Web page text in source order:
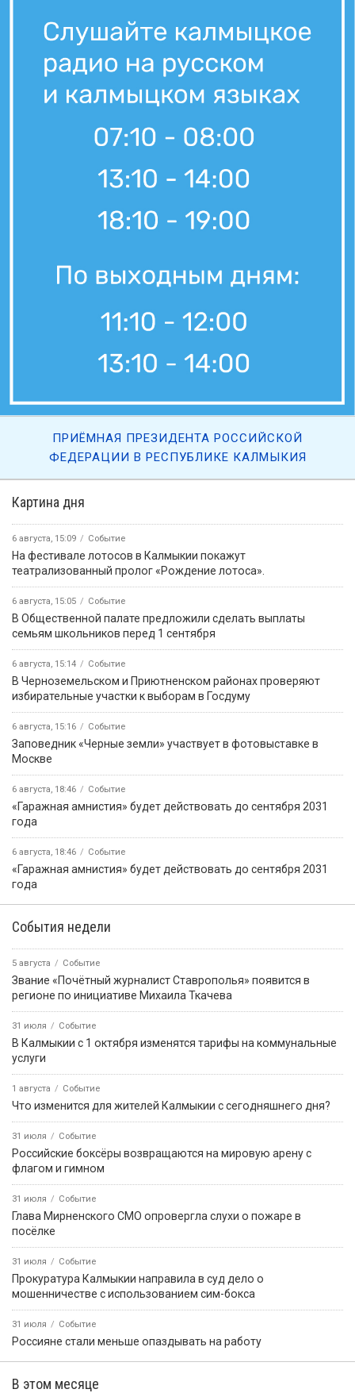
Картина дня
6 августа, 15:09 Событие
На фестивале лотосов в Калмыкии покажут
театрализованный пролог «Рождение лотоса».
6 августа, 15:05 Событие
В Общественной палате предложили сделать выплаты
семьям школьников перед 1 сентября
6 августа, 15:14 Событие
В Черноземельском и Приютненском районах проверяют
избирательные участки к выборам в Госдуму
6 августа, 15:16 Событие
Заповедник «Черные земли» участвует в фотовыставке в
Москве
6 августа, 18:46 Событие
«Гаражная амнистия» будет действовать до сентября 2031
года
6 августа, 18:46 Событие
«Гаражная амнистия» будет действовать до сентября 2031
года
События недели
5 августа Событие
Звание «Почётный журналист Ставрополья» появится в
регионе по инициативе Михаила Ткачева
31 июля Событие
В Калмыкии с 1 октября изменятся тарифы на коммунальные
услуги
1 августа Событие
Что изменится для жителей Калмыкии с сегодняшнего дня?
31 июля Событие
Российские боксёры возвращаются на мировую арену с
флагом и гимном
31 июля Событие
Глава Мирненского СМО опровергла слухи о пожаре в
посёлке
31 июля Событие
Прокуратура Калмыкии направила в суд дело о
мошенничестве с использованием сим-бокса
31 июля Событие
Россияне стали меньше опаздывать на работу
В этом месяце
ПРИЁМНАЯ ПРЕЗИДЕНТА РОССИЙСКОЙ
ФЕДЕРАЦИИ В РЕСПУБЛИКЕ КАЛМЫКИЯ